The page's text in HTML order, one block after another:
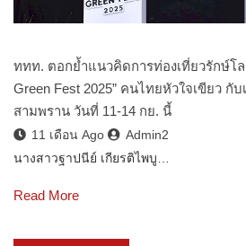
ททท. ตอกย้ำแนวคิดการท่องเที่ยวรักษ์โล
Green Fest 2025” คนไทยหัวใจเขียว กั
สามพราน วันที่ 11-14 กย. นี้
11 เดือน Ago
Admin2
นางสาวฐาปนีย์ เกียรติไพบู…
Read More